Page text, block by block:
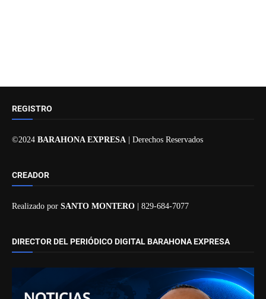
REGISTRO
©2024 BARAHONA EXPRESA | Derechos Reservados
CREADOR
Realizado por SANTO MONTERO | 829-684-7077
DIRECTOR DEL PERIÓDICO DIGITAL BARAHONA EXPRESA